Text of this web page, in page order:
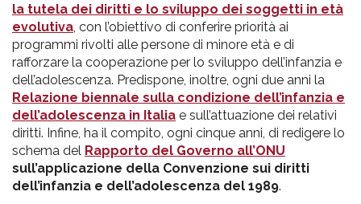
la tutela dei diritti e lo sviluppo dei soggetti in età
evolutiva, con l’obiettivo di conferire priorità ai
programmi rivolti alle persone di minore età e di
rafforzare la cooperazione per lo sviluppo dell’infanzia e
dell’adolescenza. Predispone, inoltre, ogni due anni la
Relazione biennale sulla condizione dell’infanzia e
dell’adolescenza in Italia e sull’attuazione dei relativi
diritti. Infine, ha il compito, ogni cinque anni, di redigere lo
schema del Rapporto del Governo all’ONU
sull’applicazione della Convenzione sui diritti
dell’infanzia e dell’adolescenza del 1989.